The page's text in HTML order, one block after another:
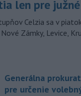
len pre
Celzia sa v
Zámky, Levice,
Generálna
pre určenie